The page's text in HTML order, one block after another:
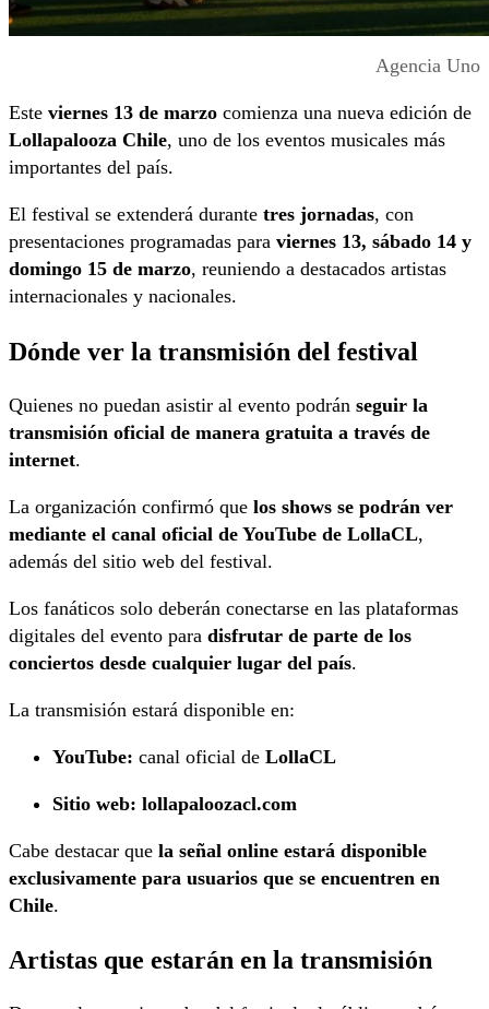
Agencia Uno
Este viernes 13 de marzo comienza una nueva edición de
Lollapalooza Chile, uno de los eventos musicales más
importantes del país.
El festival se extenderá durante tres jornadas, con
presentaciones programadas para viernes 13, sábado 14 y
domingo 15 de marzo, reuniendo a destacados artistas
internacionales y nacionales.
Dónde ver la transmisión del festival
Quienes no puedan asistir al evento podrán seguir la
transmisión oficial de manera gratuita a través de
internet.
La organización confirmó que los shows se podrán ver
mediante el canal oficial de YouTube de LollaCL,
además del sitio web del festival.
Los fanáticos solo deberán conectarse en las plataformas
digitales del evento para disfrutar de parte de los
conciertos desde cualquier lugar del país.
La transmisión estará disponible en:
YouTube: canal oficial de LollaCL
Sitio web: lollapaloozacl.com
Cabe destacar que la señal online estará disponible
exclusivamente para usuarios que se encuentren en
Chile.
Artistas que estarán en la transmisión